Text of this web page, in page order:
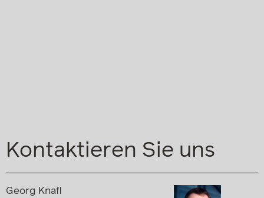
Kontaktieren Sie uns
Georg Knafl